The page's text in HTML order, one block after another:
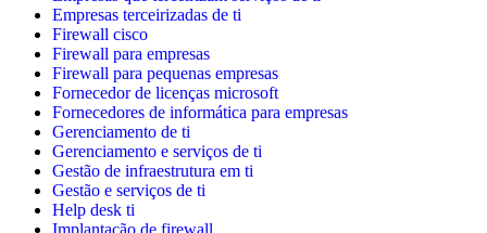
Empresas terceirizadas de ti
Firewall cisco
Firewall para empresas
Firewall para pequenas empresas
Fornecedor de licenças microsoft
Fornecedores de informática para empresas
Gerenciamento de ti
Gerenciamento e serviços de ti
Gestão de infraestrutura em ti
Gestão e serviços de ti
Help desk ti
Implantação de firewall